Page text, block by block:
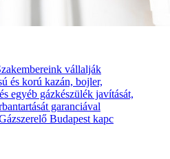
vállalják
és korú kazán, bojler,
egyéb gázkészülék javítását,
garanciával
Budapest kapc